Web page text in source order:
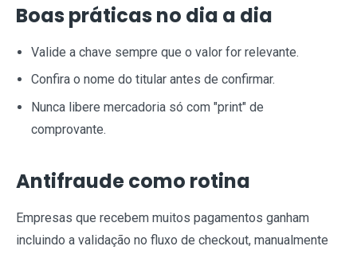
Boas práticas no dia a dia
Valide a chave sempre que o valor for relevante.
Confira o nome do titular antes de confirmar.
Nunca libere mercadoria só com "print" de
comprovante.
Antifraude como rotina
Empresas que recebem muitos pagamentos ganham
incluindo a validação no fluxo de checkout, manualmente